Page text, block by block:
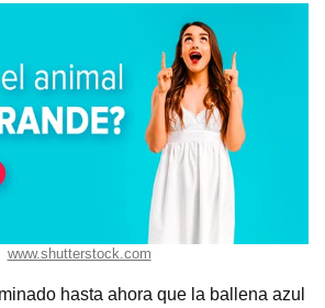
www.shutterstock.com
hasta ahora que la ballena azul